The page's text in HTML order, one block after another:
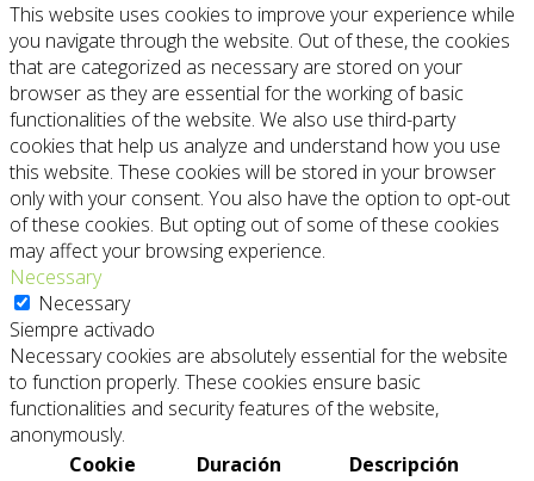
This website uses cookies to improve your experience while
you navigate through the website. Out of these, the cookies
that are categorized as necessary are stored on your
browser as they are essential for the working of basic
functionalities of the website. We also use third-party
cookies that help us analyze and understand how you use
this website. These cookies will be stored in your browser
only with your consent. You also have the option to opt-out
of these cookies. But opting out of some of these cookies
may affect your browsing experience.
Necessary
Necessary
Siempre activado
Necessary cookies are absolutely essential for the website
to function properly. These cookies ensure basic
functionalities and security features of the website,
anonymously.
Cookie
Duración Descripción